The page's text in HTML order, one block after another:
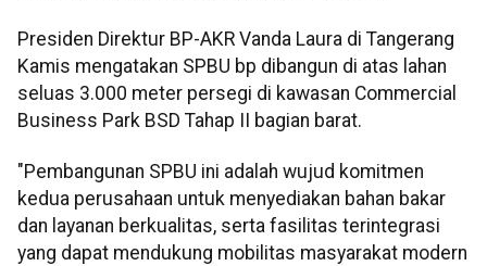
Presiden Direktur BP-AKR Vanda Laura di Tangerang
Kamis mengatakan SPBU bp dibangun di atas lahan
seluas 3.000 meter persegi di kawasan Commercial
Business Park BSD Tahap II bagian barat.
"Pembangunan SPBU ini adalah wujud komitmen
kedua perusahaan untuk menyediakan bahan bakar
dan layanan berkualitas, serta fasilitas terintegrasi
yang dapat mendukung mobilitas masyarakat modern